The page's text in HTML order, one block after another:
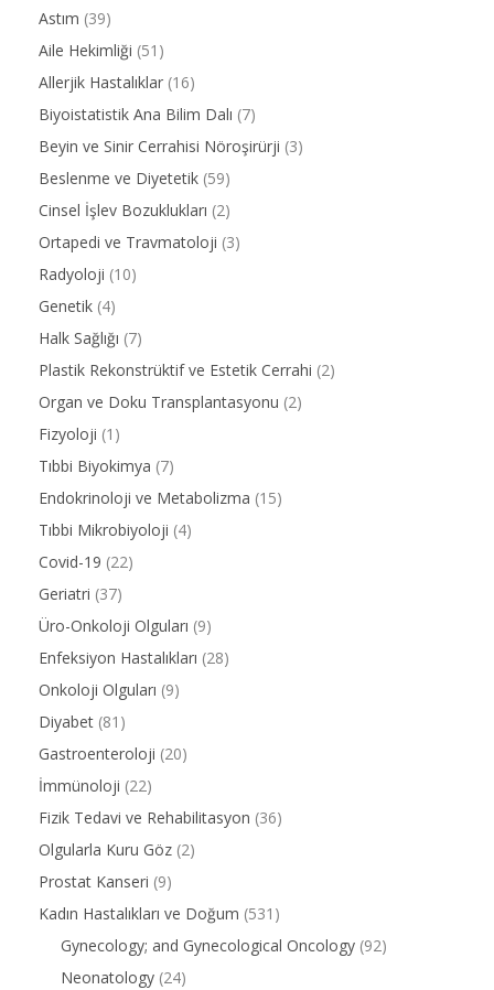
Astım (39)
Aile Hekimliği (51)
Allerjik Hastalıklar (16)
Biyoistatistik Ana Bilim Dalı (7)
Beyin ve Sinir Cerrahisi Nöroşirürji (3)
Beslenme ve Diyetetik (59)
Cinsel İşlev Bozuklukları (2)
Ortapedi ve Travmatoloji (3)
Radyoloji (10)
Genetik (4)
Halk Sağlığı (7)
Plastik Rekonstrüktif ve Estetik Cerrahi (2)
Organ ve Doku Transplantasyonu (2)
Fizyoloji (1)
Tıbbi Biyokimya (7)
Endokrinoloji ve Metabolizma (15)
Tıbbi Mikrobiyoloji (4)
Covid-19 (22)
Geriatri (37)
Üro-Onkoloji Olguları (9)
Enfeksiyon Hastalıkları (28)
Onkoloji Olguları (9)
Diyabet (81)
Gastroenteroloji (20)
İmmünoloji (22)
Fizik Tedavi ve Rehabilitasyon (36)
Olgularla Kuru Göz (2)
Prostat Kanseri (9)
Kadın Hastalıkları ve Doğum (531)
Gynecology; and Gynecological Oncology (92)
Neonatology (24)